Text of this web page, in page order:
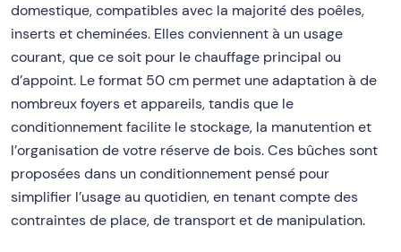
domestique, compatibles avec la majorité des poêles,
inserts et cheminées. Elles conviennent à un usage
courant, que ce soit pour le chauffage principal ou
d’appoint. Le format 50 cm permet une adaptation à de
nombreux foyers et appareils, tandis que le
conditionnement facilite le stockage, la manutention et
l’organisation de votre réserve de bois. Ces bûches sont
proposées dans un conditionnement pensé pour
simplifier l’usage au quotidien, en tenant compte des
contraintes de place, de transport et de manipulation.